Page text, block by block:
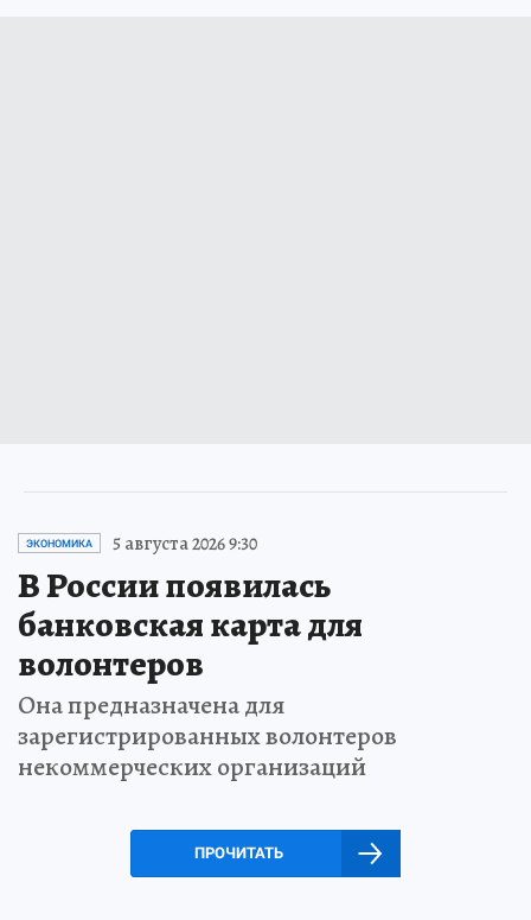
ЭКОНОМИКА 5 августа 2026 9:30
В России появилась
банковская карта для
волонтеров
Она предназначена для
зарегистрированных волонтеров
некоммерческих организаций
ПРОЧИТАТЬ